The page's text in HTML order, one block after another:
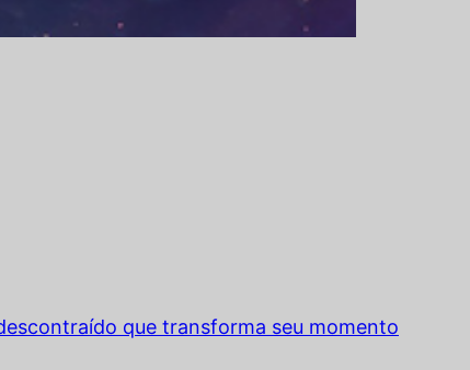
que transforma seu momento